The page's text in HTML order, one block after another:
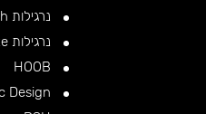
נרגילות Alpha Hookah
נרגילות Amy Deluxe